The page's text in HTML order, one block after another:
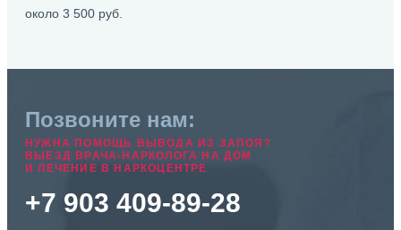
около 3 500 руб.
Позвоните нам:
НУЖНА ПОМОЩЬ ВЫВОДА ИЗ ЗАПОЯ?
ВЫЕЗД ВРАЧА-НАРКОЛОГА НА ДОМ
И ЛЕЧЕНИЕ В НАРКОЦЕНТРЕ
+7 903 409-89-28